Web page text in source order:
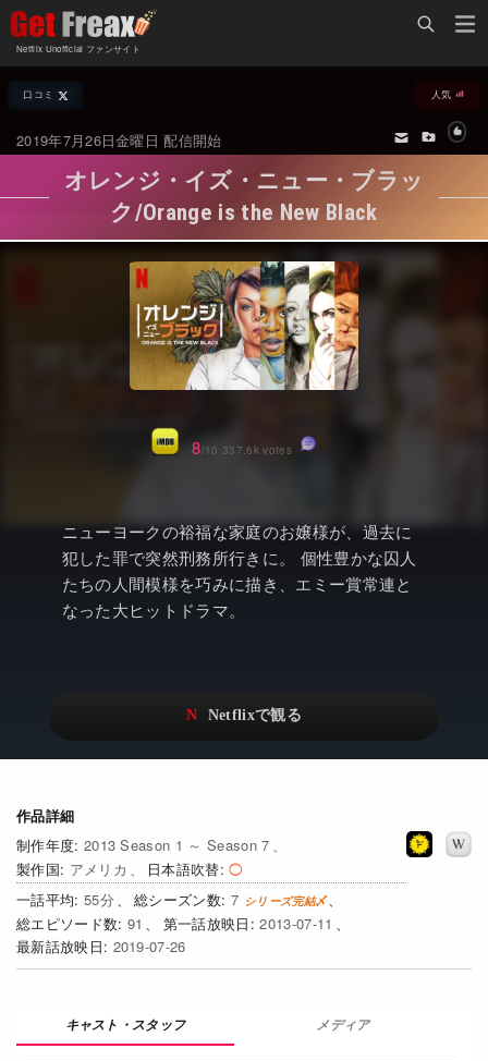
Netflix Unofficial ファンサイト
Netflix新着作品
オールジャンル
海外ドラマ・シリーズ
海外映画
国内TV番組・ドラマ
国内映画
アジアTV番組・ドラマ
アジア映画
ドキュメンタリー
Netflixオリジナル作品
その他の国のTV番組
配信終了予定の作品
海外ドラマ・ラインナップ
Netflix 人気ランキング
Netflix 全作品ラインナップ
Netflix配信作品カスタム検索
トレンド
VOD 総合作品情報
Watchlistへ
Netflix Video
Netflix 高い評価の海外作品
過去の配信終了作品
口コミ 人気
2019年7月26日金曜日 配信開始
オレンジ・イズ・ニュー・ブラッ
ク/Orange is the New Black
ニューヨークの裕福な家庭のお嬢様が、過去に
犯した罪で突然刑務所行きに。 個性豊かな囚人
たちの人間模様を巧みに描き、エミー賞常連と
なった大ヒットドラマ。
作品詳細
2013 Season 1 ～ Season 7
アメリカ
日本語吹替
55
7
91
2013-07-11
2019-07-26
8/10 337.6k votes